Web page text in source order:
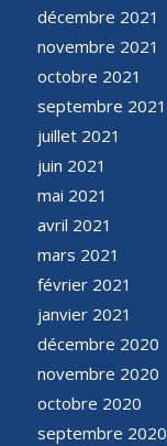
décembre 2021
novembre 2021
octobre 2021
septembre 2021
juillet 2021
juin 2021
mai 2021
avril 2021
mars 2021
février 2021
janvier 2021
décembre 2020
novembre 2020
octobre 2020
septembre 2020